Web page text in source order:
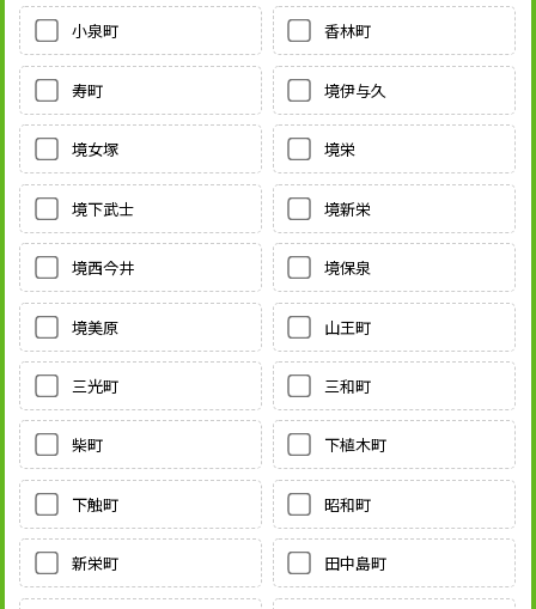
小泉町 香林町
寿町 境伊与久
境女塚 境栄
境下武士 境新栄
境西今井 境保泉
境美原 山王町
三光町 三和町
柴町 下植木町
下触町 昭和町
新栄町 田中島町